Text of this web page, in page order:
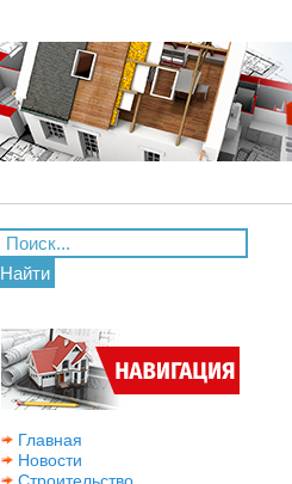
Найти
Главная
Новости